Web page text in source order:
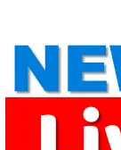
content